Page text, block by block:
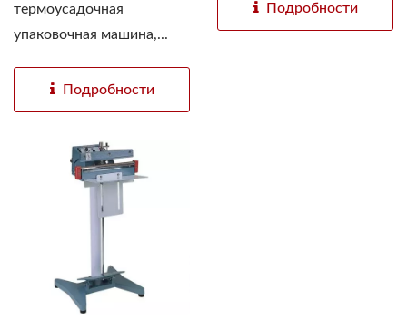
термоусадочная
упаковочная машина,...
Подробности
Подробности